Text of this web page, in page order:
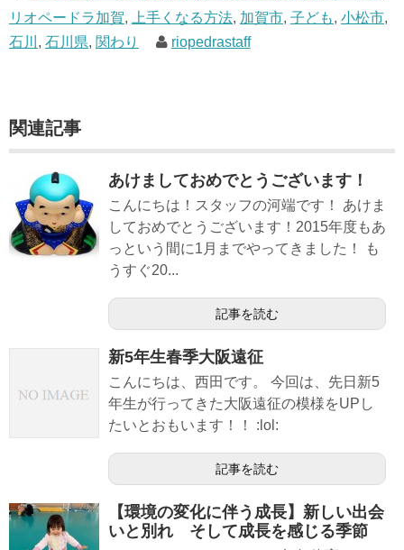
リオペードラ加賀, 上手くなる方法, 加賀市, 子ども, 小松市,
石川 , 石川県, 関わり riopedrastaff
関連記事
あけましておめでとうございます！
こんにちは！スタッフの河端です！ あけま
しておめでとうございます！2015年度もあ
っという間に1月までやってきました！ も
うすぐ20...
記事を読む
新5年生春季大阪遠征
こんにちは、西田です。 今回は、先日新5
年生が行ってきた大阪遠征の模様をUPし
たいとおもいます！！ :lol:
記事を読む
【環境の変化に伴う成長】新しい出会
いと別れ そして成長を感じる季節